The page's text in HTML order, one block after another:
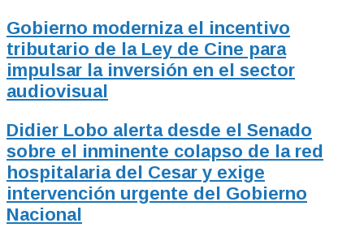
Gobierno moderniza el incentivo
tributario de la Ley de Cine para
impulsar la inversión en el sector
audiovisual
Didier Lobo alerta desde el Senado
sobre el inminente colapso de la red
hospitalaria del Cesar y exige
intervención urgente del Gobierno
Nacional